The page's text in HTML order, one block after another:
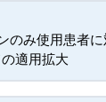
のみ使用患者
適用拡大